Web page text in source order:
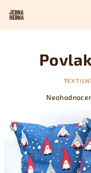
Průměrné
je
0,0
z
5
hvězdiček.